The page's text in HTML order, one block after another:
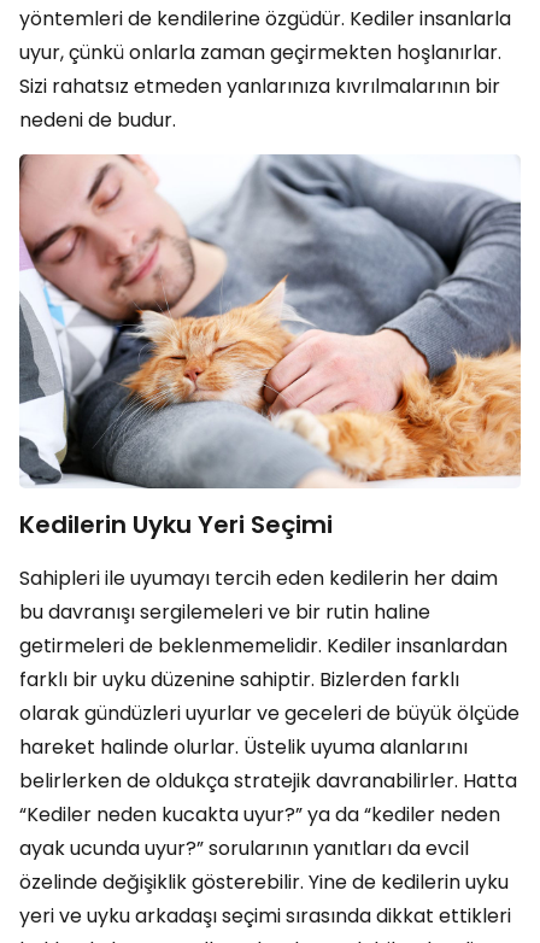
yöntemleri de kendilerine özgüdür. Kediler insanlarla
uyur, çünkü onlarla zaman geçirmekten hoşlanırlar.
Sizi rahatsız etmeden yanlarınıza kıvrılmalarının bir
nedeni de budur.
Kedilerin Uyku Yeri Seçimi
Sahipleri ile uyumayı tercih eden kedilerin her daim
bu davranışı sergilemeleri ve bir rutin haline
getirmeleri de beklenmemelidir. Kediler insanlardan
farklı bir uyku düzenine sahiptir. Bizlerden farklı
olarak gündüzleri uyurlar ve geceleri de büyük ölçüde
hareket halinde olurlar. Üstelik uyuma alanlarını
belirlerken de oldukça stratejik davranabilirler. Hatta
“Kediler neden kucakta uyur?” ya da “kediler neden
ayak ucunda uyur?” sorularının yanıtları da evcil
özelinde değişiklik gösterebilir. Yine de kedilerin uyku
yeri ve uyku arkadaşı seçimi sırasında dikkat ettikleri